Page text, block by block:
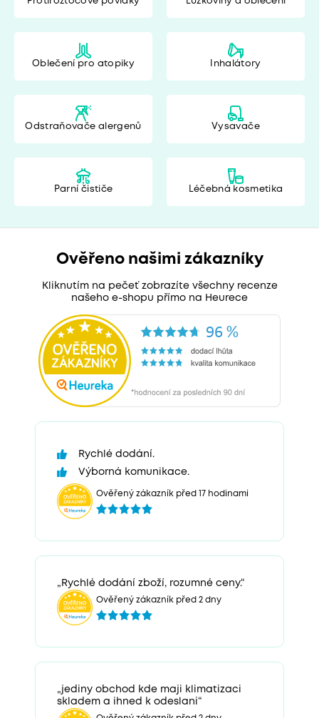
Oblečení pro atopiky Inhalátory
Odstraňovače alergenů Vysavače
Parní čističe Léčebná kosmetika
Ověřeno našimi zákazníky
Kliknutím na pečeť zobrazíte všechny recenze
našeho e-shopu přímo na Heurece
Rychlé dodání.
Výborná komunikace.
Ověřený zákazník před 17 hodinami
„Rychlé dodání zboží, rozumné ceny.“
Ověřený zákazník před 2 dny
„jediny obchod kde maji klimatizaci
skladem a ihned k odeslani“